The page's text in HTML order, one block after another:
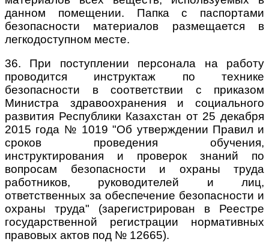
данном помещении. Папка с паспортами
безопасности материалов размещается в
легкодоступном месте.
36. При поступлении персонала на работу
проводится инструктаж по технике
безопасности в соответствии с приказом
Министра здравоохранения и социального
развития Республики Казахстан от 25 декабря
2015 года № 1019 "Об утверждении Правил и
сроков проведения обучения,
инструктирования и проверок знаний по
вопросам безопасности и охраны труда
работников, руководителей и лиц,
ответственных за обеспечение безопасности и
охраны труда" (зарегистрирован в Реестре
государственной регистрации нормативных
правовых актов под № 12665).